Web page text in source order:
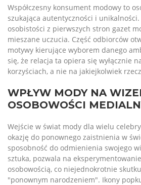
Współczesny konsument modowy to
szukająca autentyczności i
osobistości z pierwszych stron gazet
mieszane uczucia. Część odbiorców
motywy kierujące wyborem danego
się, że relacja ta opiera się wyłącznie
korzyściach, a nie na jakiejkolwiek
WPŁYW MODY NA
OSOBOWOŚCI
Wejście w świat mody dla wielu
okazję do ponownego zaistnienia w
sposobność do odmienienia swojego
sztuka, pozwala na
osobowością, co niejednokrotnie
"ponownym narodzeniem". Ikony